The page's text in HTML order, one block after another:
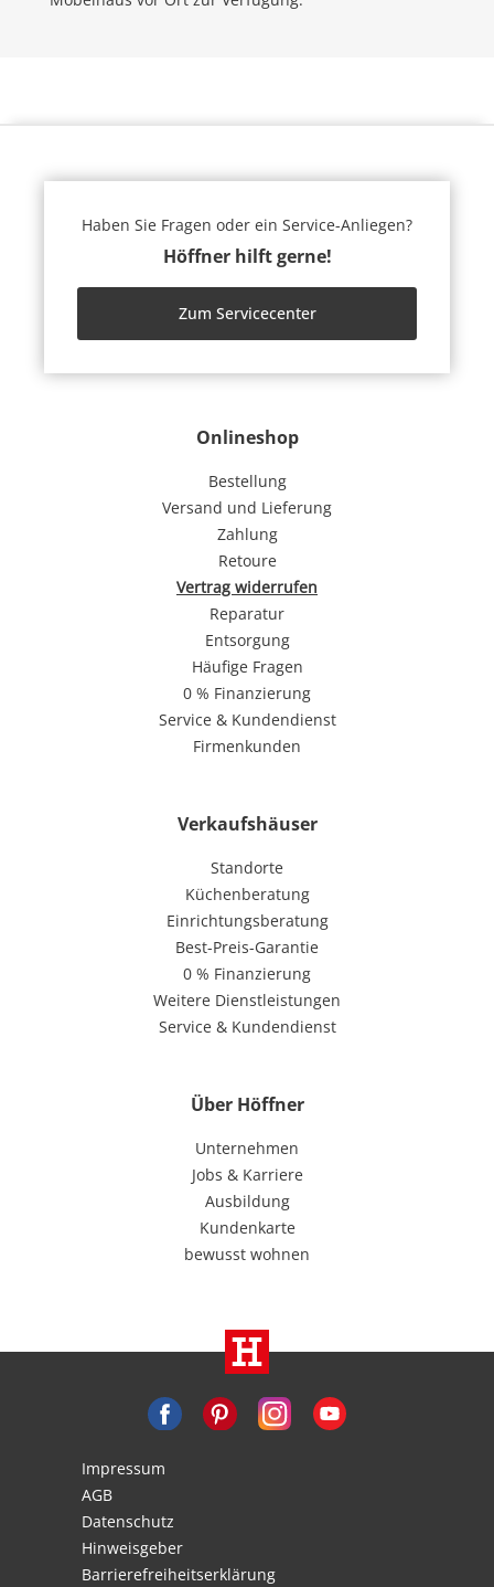
Onlineshop
Bestellung
Versand und Lieferung
Zahlung
Retoure
Vertrag widerrufen
Reparatur
Entsorgung
Häufige Fragen
0 % Finanzierung
Service & Kundendienst
Firmenkunden
Verkaufshäuser
Standorte
Küchenberatung
Einrichtungsberatung
Best-Preis-Garantie
0 % Finanzierung
Weitere Dienstleistungen
Service & Kundendienst
Über Höffner
Unternehmen
Jobs & Karriere
Ausbildung
Kundenkarte
bewusst wohnen
Haben Sie Fragen oder ein Service-Anliegen?
Höffner hilft gerne!
Zum Servicecenter
Impressum
AGB
Datenschutz
Hinweisgeber
Barrierefreiheitserklärung